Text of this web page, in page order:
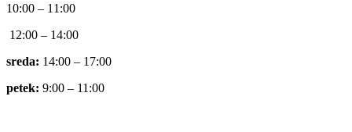
10:00 – 11:00
12:00 – 14:00
sreda: 14:00 – 17:00
petek: 9:00 – 11:00